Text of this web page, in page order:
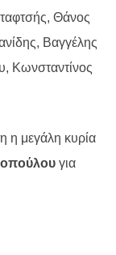
Θάνος
Βαγγέλης
Κωνσταντίνος
η μεγάλη κυρία
για